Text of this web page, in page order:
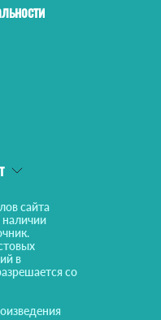
сайта
наличии
в
со